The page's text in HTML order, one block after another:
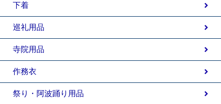
下着
巡礼用品
寺院用品
作務衣
祭り・阿波踊り用品